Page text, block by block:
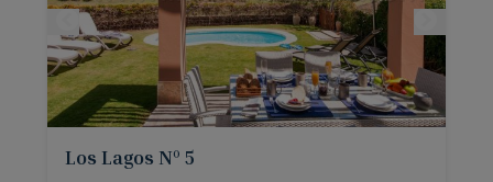
Los Lagos Nº 5